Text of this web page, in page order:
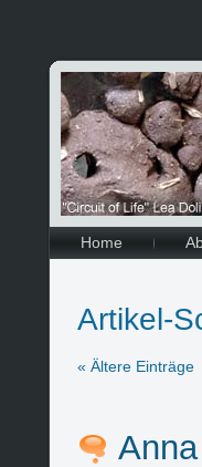
Home
Artikel-
« Ältere Einträge